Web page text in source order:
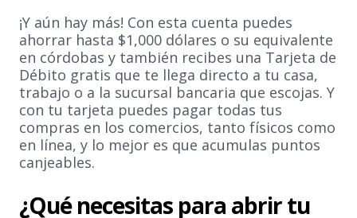
¡Y aún hay más! Con esta cuenta puedes
ahorrar hasta $1,000 dólares o su equivalente
en córdobas y también recibes una Tarjeta de
Débito gratis que te llega directo a tu casa,
trabajo o a la sucursal bancaria que escojas. Y
con tu tarjeta puedes pagar todas tus
compras en los comercios, tanto físicos como
en línea, y lo mejor es que acumulas puntos
canjeables.
¿Qué necesitas para abrir tu